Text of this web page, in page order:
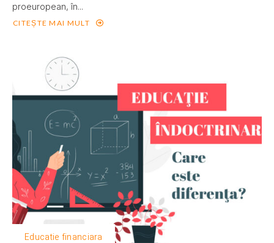
proeuropean, în...
CITEȘTE MAI MULT
Educatie financiara